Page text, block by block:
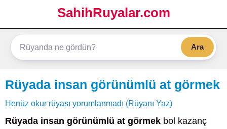
SahihRuyalar.com
Ara
Rüyada insan görünümlü at görmek
Henüz okur rüyası yorumlanmadı (Rüyanı Yaz)
Rüyada insan görünümlü at görmek bol kazanç